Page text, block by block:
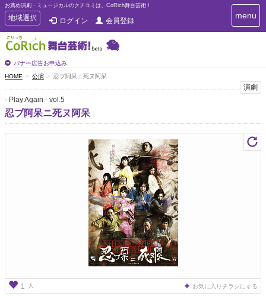
お薦め演劇・ミュージカルのクチコミは、CoRich舞台芸術！
T
o
g
g
e
n
a
v
i
g
地域選択 ログイン 会員登録
バナー広告お申込み
T
o
i
g
menu
HOME 公演 忍ブ阿呆ニ死ヌ阿呆
演劇
- Play Again - vol.5
忍ブ阿呆ニ死ヌ阿呆
1 人 お気に入りチラシにする